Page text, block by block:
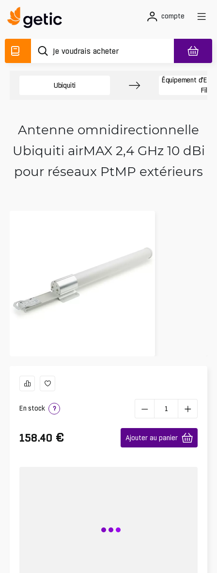
compte
Ubiquiti
Équipement
Fil
Antenne omnidirectionnelle
Ubiquiti airMAX 2,4 GHz 10 dBi
pour réseaux PtMP extérieurs
En stock ?
158.40 € Ajouter au panier